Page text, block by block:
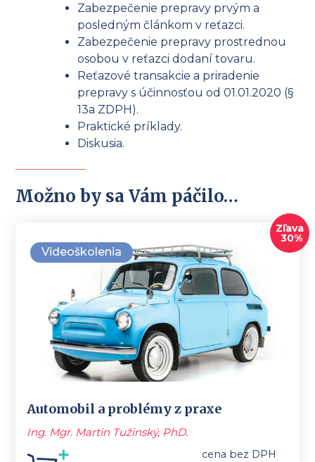
Zabezpečenie prepravy prvým a
posledným článkom v reťazci.
Zabezpečenie prepravy prostrednou
osobou v reťazci dodaní tovaru.
Reťazové transakcie a priradenie
prepravy s účinnosťou od 01.01.2020 (§
13a ZDPH).
Praktické príklady.
Diskusia.
Možno by sa Vám páčilo…
Videoškolenia
Zľava
30%
Automobil a problémy z praxe
Ing. Mgr. Martin Tužinský, PhD.
cena bez DPH